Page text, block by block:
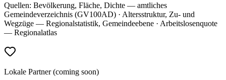
Quellen: Bevölkerung, Fläche, Dichte — amtliches
Gemeindeverzeichnis (GV100AD) · Altersstruktur, Zu- und
Wegzüge — Regionalstatistik, Gemeindeebene · Arbeitslosenquote
— Regionalatlas
Lokale Partner (coming soon)